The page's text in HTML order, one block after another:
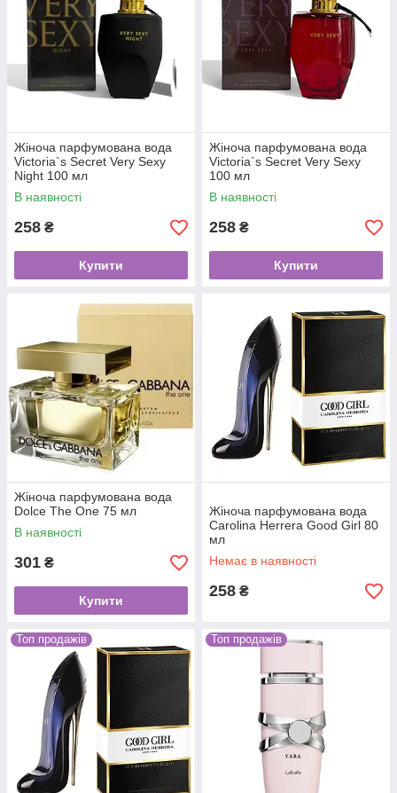
Жіноча парфумована вода
Victoria`s Secret Very Sexy
Night 100 мл
В наявності
258 ₴
Купити
Жіноча парфумована вода
Victoria`s Secret Very Sexy
100 мл
В наявності
258 ₴
Купити
Жіноча парфумована вода
Dolce The One 75 мл
В наявності
301 ₴
Купити
Жіноча парфумована вода
Carolina Herrera Good Girl 80
мл
Немає в наявності
258 ₴
Топ продажів Топ продажів